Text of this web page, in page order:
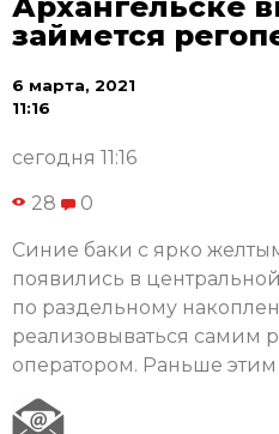
займется
6 марта, 2021
11:16
сегодня 11:16
28 0
Синие баки с ярко
появились в
по раздельному
реализовываться самим
оператором. Раньше